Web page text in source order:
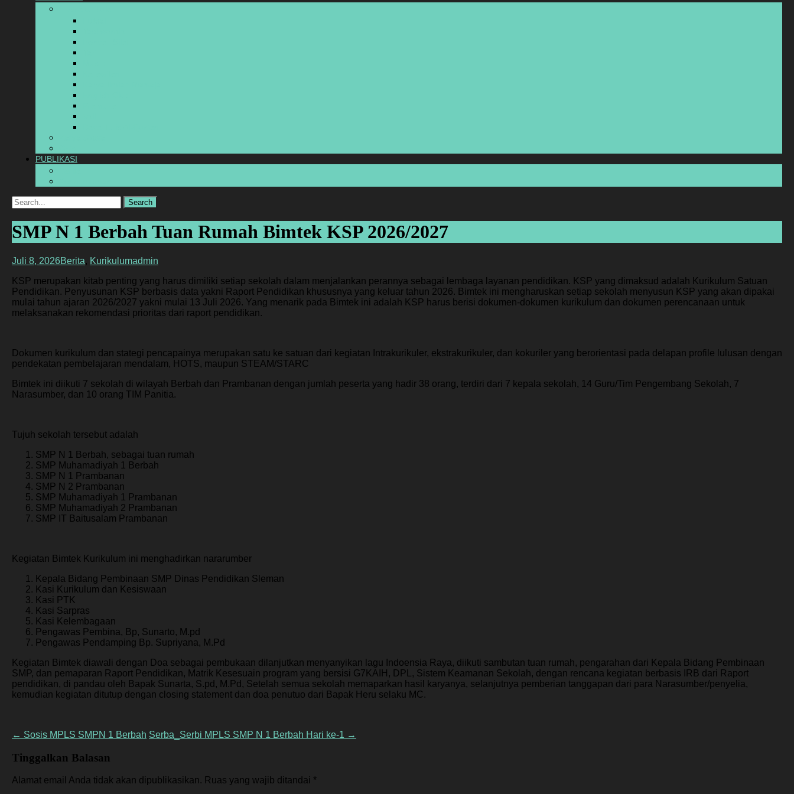
PUBLIKASI
Search
for:
SMP N 1 Berbah Tuan Rumah Bimtek KSP 2026/2027
Juli 8, 2026Berita, Kurikulumadmin
KSP merupakan kitab penting yang harus dimiliki setiap sekolah dalam menjalankan perannya sebagai lembaga layanan pendidikan. KSP yang dimaksud adalah Kurikulum Satuan
Pendidikan. Penyusunan KSP berbasis data yakni Raport Pendidikan khususnya yang keluar tahun 2026. Bimtek ini mengharuskan setiap sekolah menyusun KSP yang akan dipakai
mulai tahun ajaran 2026/2027 yakni mulai 13 Juli 2026. Yang menarik pada Bimtek ini adalah KSP harus berisi dokumen-dokumen kurikulum dan dokumen perencanaan untuk
melaksanakan rekomendasi prioritas dari raport pendidikan.
Dokumen kurikulum dan stategi pencapainya merupakan satu ke satuan dari kegiatan Intrakurikuler, ekstrakurikuler, dan kokuriler yang berorientasi pada delapan profile lulusan dengan
pendekatan pembelajaran mendalam, HOTS, maupun STEAM/STARC
Bimtek ini diikuti 7 sekolah di wilayah Berbah dan Prambanan dengan jumlah peserta yang hadir 38 orang, terdiri dari 7 kepala sekolah, 14 Guru/Tim Pengembang Sekolah, 7
Narasumber, dan 10 orang TIM Panitia.
Tujuh sekolah tersebut adalah
SMP N 1 Berbah, sebagai tuan rumah
SMP Muhamadiyah 1 Berbah
SMP N 1 Prambanan
SMP N 2 Prambanan
SMP Muhamadiyah 1 Prambanan
SMP Muhamadiyah 2 Prambanan
SMP IT Baitusalam Prambanan
Kegiatan Bimtek Kurikulum ini menghadirkan nararumber
Kepala Bidang Pembinaan SMP Dinas Pendidikan Sleman
Kasi Kurikulum dan Kesiswaan
Kasi PTK
Kasi Sarpras
Kasi Kelembagaan
Pengawas Pembina, Bp, Sunarto, M.pd
Pengawas Pendamping Bp. Supriyana, M.Pd
Kegiatan Bimtek diawali dengan Doa sebagai pembukaan dilanjutkan menyanyikan lagu Indoensia Raya, diikuti sambutan tuan rumah, pengarahan dari Kepala Bidang Pembinaan
SMP, dan pemaparan Raport Pendidikan, Matrik Kesesuain program yang bersisi G7KAIH, DPL, Sistem Keamanan Sekolah, dengan rencana kegiatan berbasis IRB dari Raport
pendidikan, di pandau oleh Bapak Sunarta, S.pd, M.Pd, Setelah semua sekolah memaparkan hasil karyanya, selanjutnya pemberian tanggapan dari para Narasumber/penyelia,
kemudian kegiatan ditutup dengan closing statement dan doa penutuo dari Bapak Heru selaku MC.
Post
navigation
← Sosis MPLS SMPN 1 Berbah Serba_Serbi MPLS SMP N 1 Berbah Hari ke-1 →
Tinggalkan Balasan
Alamat email Anda tidak akan dipublikasikan. Ruas yang wajib ditandai *